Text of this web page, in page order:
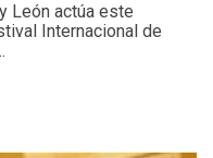
León actúa este
Internacional de